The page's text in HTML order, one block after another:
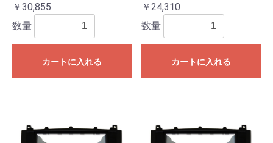
￥30,855
数量
カートに入れる
￥24,310
数量
カートに入れる